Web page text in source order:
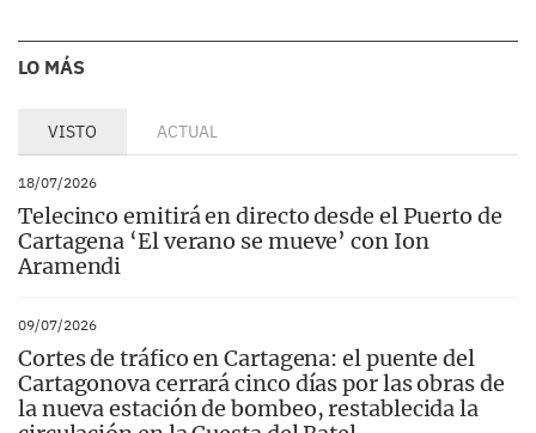
LO MÁS
VISTO ACTUAL
18/07/2026
Telecinco emitirá en directo desde el Puerto de
Cartagena ‘El verano se mueve’ con Ion
Aramendi
09/07/2026
Cortes de tráfico en Cartagena: el puente del
Cartagonova cerrará cinco días por las obras de
la nueva estación de bombeo, restablecida la